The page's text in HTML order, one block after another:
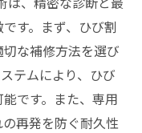
す。まず、ひび割
な補修方法を選び
テムにより、ひび
です。また、専用
再発を防ぐ耐久性